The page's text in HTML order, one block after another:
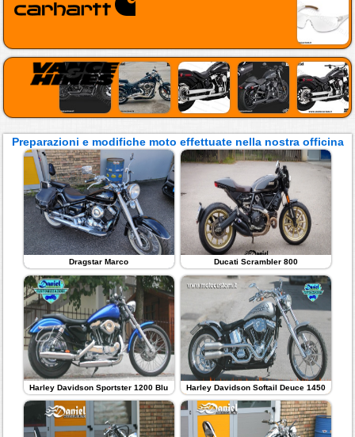
Preparazioni e modifiche moto effettuate nella nostra officina
Dragstar Marco Ducati Scrambler 800
Harley Davidson Sportster 1200 Blu Harley Davidson Softail Deuce 1450